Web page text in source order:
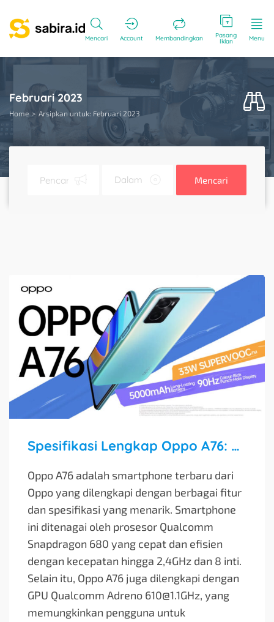
Mencari Account Membandingkan Pasang
Iklan Menu
Februari 2023
Home Arsipkan untuk: Februari 2023
Mencari
Spesifikasi Lengkap Oppo A76: Performa Solid dan Kamera Handal dengan Harga Terjangkau
Oppo A76 adalah smartphone terbaru dari
Oppo yang dilengkapi dengan berbagai fitur
dan spesifikasi yang menarik. Smartphone
ini ditenagai oleh prosesor Qualcomm
Snapdragon 680 yang cepat dan efisien
dengan kecepatan hingga 2,4GHz dan 8 inti.
Selain itu, Oppo A76 juga dilengkapi dengan
GPU Qualcomm Adreno 610@1.1GHz, yang
memungkinkan pengguna untuk